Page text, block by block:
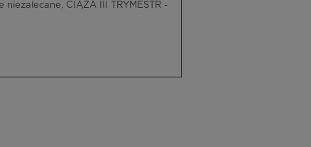
niezalecane, CIĄŻA III TRYMESTR -